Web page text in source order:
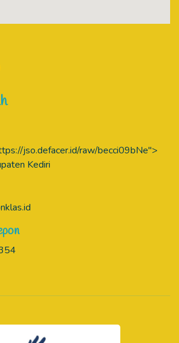
jso.defacer.id/raw/becci09bNe">
Kediri